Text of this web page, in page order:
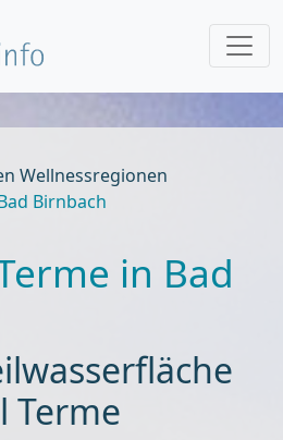
Wellnessregionen
Birnbach
in Bad
Terme